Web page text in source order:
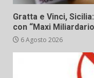
Gratta e Vinci,
con “Maxi
6 Agosto 2026